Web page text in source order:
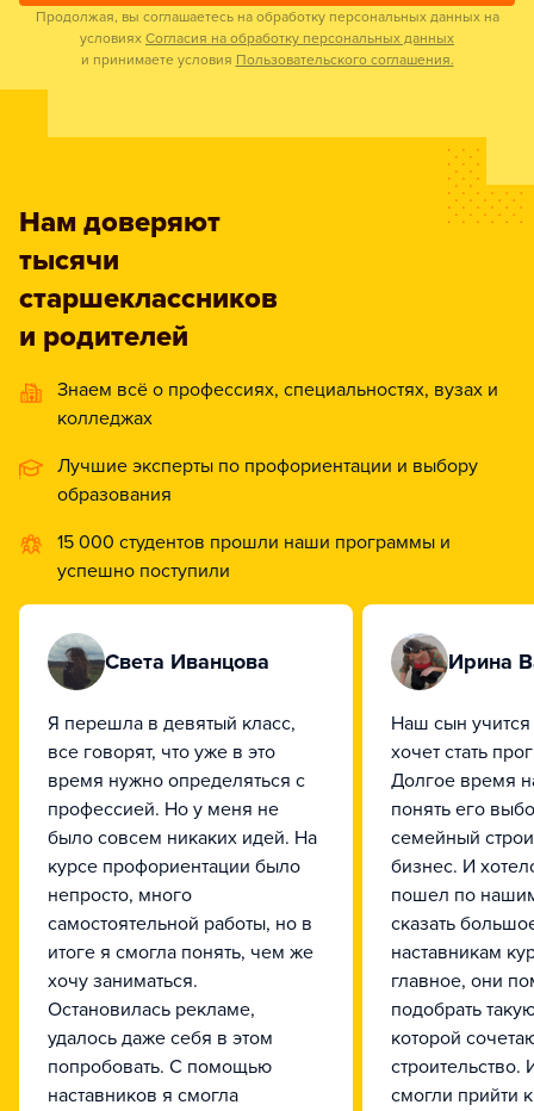
Продолжая, вы соглашаетесь на обработку персональных данных на
условиях Согласия на обработку персональных данных
и принимаете условия Пользовательского соглашения.
Нам доверяют
тысячи
старшеклассников
и родителей
Знаем всё о профессиях, специальностях, вузах и
колледжах
Лучшие эксперты по профориентации и выбору
образования
15 000 студентов прошли наши программы и
успешно поступили
Света Иванцова
Я перешла в девятый класс,
все говорят, что уже в это
время нужно определяться с
профессией. Но у меня не
было совсем никаких идей. На
курсе профориентации было
непросто, много
самостоятельной работы, но в
итоге я смогла понять, чем же
хочу заниматься.
Остановилась рекламе,
удалось даже себя в этом
попробовать. С помощью
наставников я смогла
Ирина
Наш сын учится
хочет стать
Долгое время
понять его
семейный
бизнес. И
пошел по
сказать
наставникам
главное, они
подобрать
которой
смогли прийти